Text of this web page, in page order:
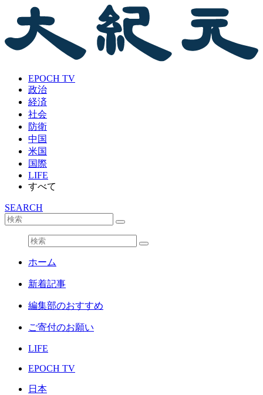
EPOCH TV
政治
経済
社会
防衛
中国
米国
国際
LIFE
すべて
SEARCH
ホーム
新着記事
編集部のおすすめ
ご寄付のお願い
LIFE
EPOCH TV
日本